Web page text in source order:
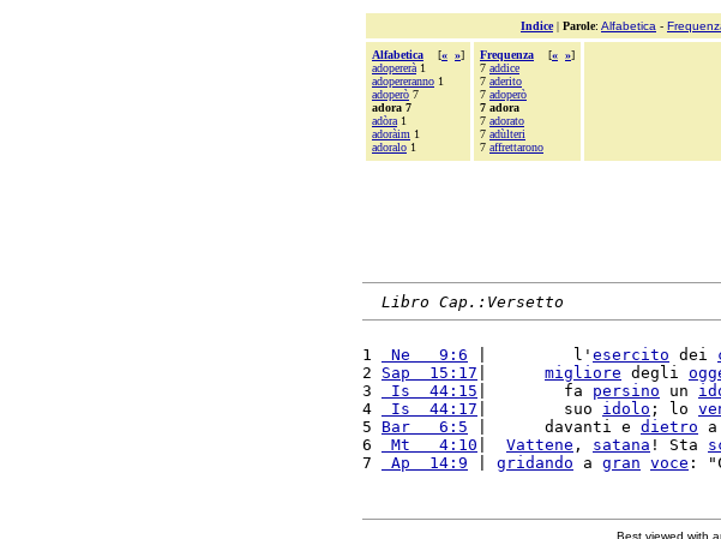
Indice| Parole: Alfabetica -
Alfabetica [« »]
adopererà 1
adopereranno 1
adoperò 7
adora 7
adòra 1
adoràim 1
adoralo 1
Frequenza [« »]
7 addice
7 aderito
7 adoperò
7 adora
7 adorato
7 adùlteri
7 affrettarono
Libro Cap.:Versetto
1 Ne   9:6 |         l' esercito dei
2 Sap  15:17 migliore degli
3
Is  44:15 |        fa persino un
4
Is  44:17 |        suo idolo ; lo
5 Bar   6:5 |      davanti e dietro
6
Mt   4:10 Vattene , satana ! Sta
7
Ap  14:9 gridando a gran voce :
Best viewed with